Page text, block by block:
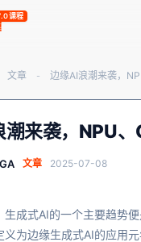
课程
文章 -
来袭，NPU
文章 2025-07-08
成式AI的一个主要趋势
义为边缘生成式AI的应用